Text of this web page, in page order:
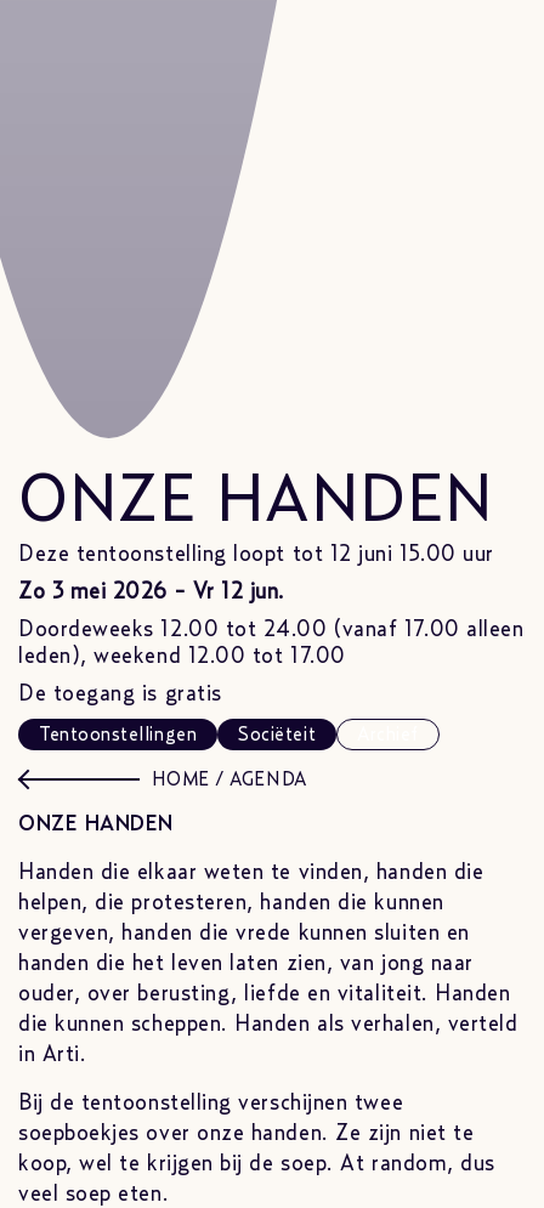
ONZE HANDEN
Deze tentoonstelling loopt tot 12 juni 15.00 uur
Zo 3 mei 2026 - Vr 12 jun.
Doordeweeks 12.00 tot 24.00 (vanaf 17.00 alleen
leden), weekend 12.00 tot 17.00
De toegang is gratis
Tentoonstellingen Sociëteit
HOME / AGENDA
ONZE HANDEN
Handen die elkaar weten te vinden, handen die
helpen, die protesteren, handen die kunnen
vergeven, handen die vrede kunnen sluiten en
handen die het leven laten zien, van jong naar
ouder, over berusting, liefde en vitaliteit. Handen
die kunnen scheppen. Handen als verhalen, verteld
in Arti.
Bij de tentoonstelling verschijnen twee
soepboekjes over onze handen. Ze zijn niet te
koop, wel te krijgen bij de soep. At random, dus
veel soep eten.